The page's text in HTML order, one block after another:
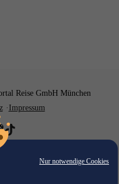
Nur notwendige Cookies
Reise GmbH München
Impressum